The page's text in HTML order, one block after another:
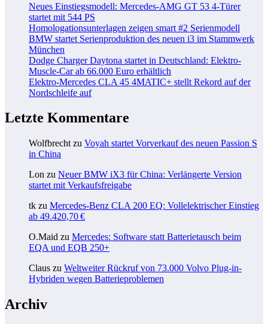
Neues Einstiegsmodell: Mercedes-AMG GT 53 4-Türer
startet mit 544 PS
Homologationsunterlagen zeigen smart #2 Serienmodell
BMW startet Serienproduktion des neuen i3 im Stammwerk
München
Dodge Charger Daytona startet in Deutschland: Elektro-
Muscle-Car ab 66.000 Euro erhältlich
Elektro-Mercedes CLA 45 4MATIC+ stellt Rekord auf der
Nordschleife auf
Letzte Kommentare
Wolfbrecht zu Voyah startet Vorverkauf des neuen Passion S
in China
Lon zu Neuer BMW iX3 für China: Verlängerte Version
startet mit Verkaufsfreigabe
tk zu Mercedes-Benz CLA 200 EQ: Vollelektrischer Einstieg
ab 49.420,70 €
O.Maid zu Mercedes: Software statt Batterietausch beim
EQA und EQB 250+
Claus zu Weltweiter Rückruf von 73.000 Volvo Plug-in-
Hybriden wegen Batterieproblemen
Archiv